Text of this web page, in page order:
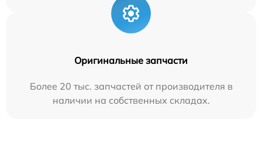
Оригинальные запчасти
Более 20 тыс. запчастей от производителя в
наличии на собственных складах.